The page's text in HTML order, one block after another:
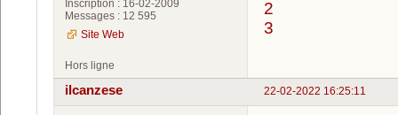
Inscription : 16-02-2009
Messages : 12 595
Site Web
2
3
Hors ligne
22-02-2022 16:25:11
ilcanzese